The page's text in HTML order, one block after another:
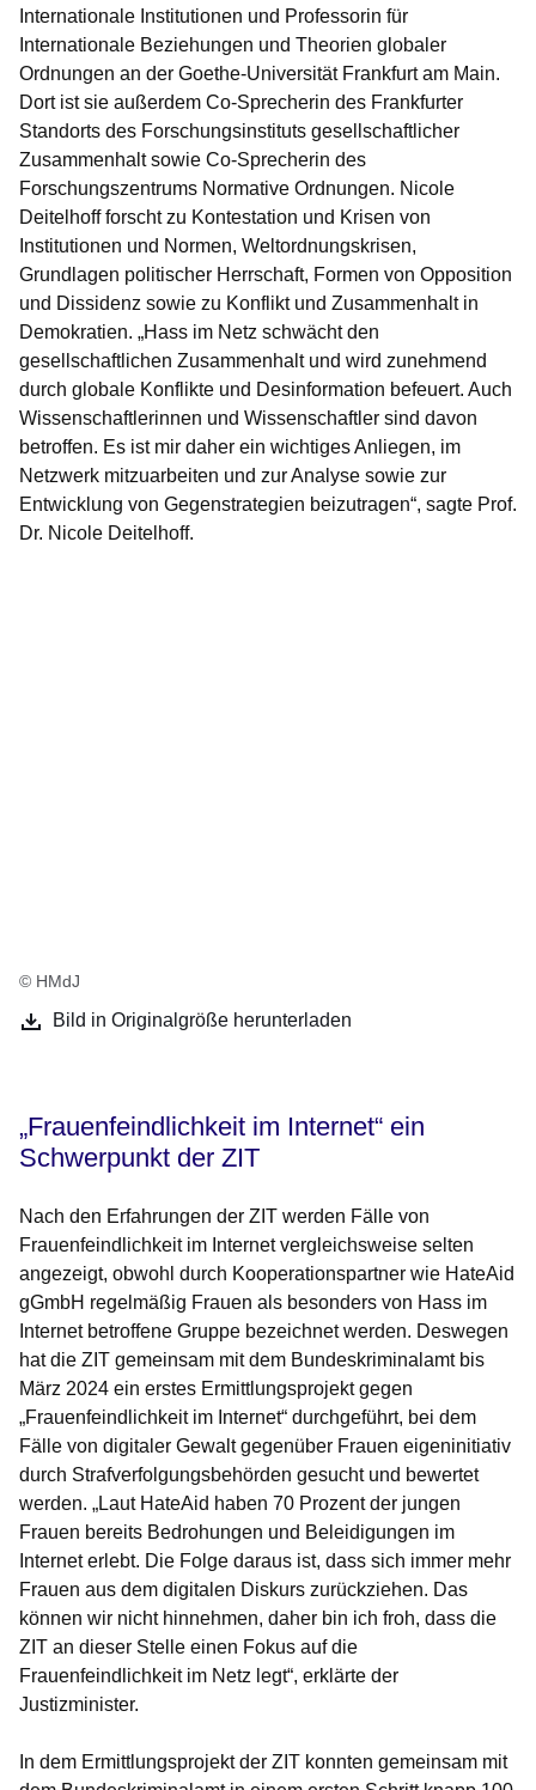
Internationale Institutionen und Professorin für
Internationale Beziehungen und Theorien globaler
Ordnungen an der Goethe-Universität Frankfurt am Main.
Dort ist sie außerdem Co-Sprecherin des Frankfurter
Standorts des Forschungsinstituts gesellschaftlicher
Zusammenhalt sowie Co-Sprecherin des
Forschungszentrums Normative Ordnungen. Nicole
Deitelhoff forscht zu Kontestation und Krisen von
Institutionen und Normen, Weltordnungskrisen,
Grundlagen politischer Herrschaft, Formen von Opposition
und Dissidenz sowie zu Konflikt und Zusammenhalt in
Demokratien. „Hass im Netz schwächt den
gesellschaftlichen Zusammenhalt und wird zunehmend
durch globale Konflikte und Desinformation befeuert. Auch
Wissenschaftlerinnen und Wissenschaftler sind davon
betroffen. Es ist mir daher ein wichtiges Anliegen, im
Netzwerk mitzuarbeiten und zur Analyse sowie zur
Entwicklung von Gegenstrategien beizutragen“, sagte Prof.
Dr. Nicole Deitelhoff.
© HMdJ
Bild in Originalgröße herunterladen
„Frauenfeindlichkeit im Internet“ ein
Schwerpunkt der ZIT
Nach den Erfahrungen der ZIT werden Fälle von
Frauenfeindlichkeit im Internet vergleichsweise selten
angezeigt, obwohl durch Kooperationspartner wie HateAid
gGmbH regelmäßig Frauen als besonders von Hass im
Internet betroffene Gruppe bezeichnet werden. Deswegen
hat die ZIT gemeinsam mit dem Bundeskriminalamt bis
März 2024 ein erstes Ermittlungsprojekt gegen
„Frauenfeindlichkeit im Internet“ durchgeführt, bei dem
Fälle von digitaler Gewalt gegenüber Frauen eigeninitiativ
durch Strafverfolgungsbehörden gesucht und bewertet
werden. „Laut HateAid haben 70 Prozent der jungen
Frauen bereits Bedrohungen und Beleidigungen im
Internet erlebt. Die Folge daraus ist, dass sich immer mehr
Frauen aus dem digitalen Diskurs zurückziehen. Das
können wir nicht hinnehmen, daher bin ich froh, dass die
ZIT an dieser Stelle einen Fokus auf die
Frauenfeindlichkeit im Netz legt“, erklärte der
Justizminister.
In dem Ermittlungsprojekt der ZIT konnten gemeinsam mit